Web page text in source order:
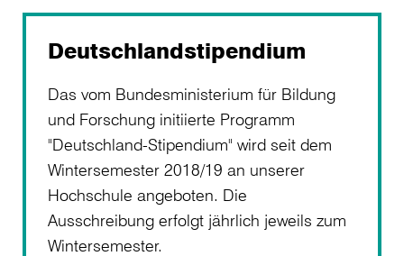
Deutschlandstipendium
Das vom Bundesministerium für Bildung
und Forschung initiierte Programm
"Deutschland-Stipendium" wird seit dem
Wintersemester 2018/19 an unserer
Hochschule angeboten. Die
Ausschreibung erfolgt jährlich jeweils zum
Wintersemester.